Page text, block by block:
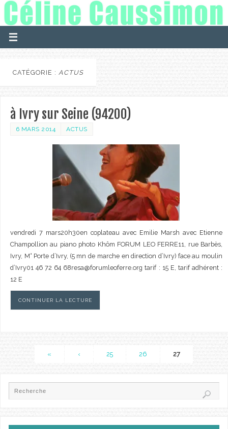
CATÉGORIE : ACTUS
à Ivry sur Seine (94200)
6 MARS 2014 ACTUS
vendredi 7 mars20h30en coplateau avec Emilie Marsh avec Etienne
Champollion au piano photo Khôm FORUM LEO FERRE11, rue Barbès,
Ivry, M° Porte d’Ivry, (5 mn de marche en direction d’Ivry) face au moulin
d’Ivry01 46 72 64 68resa@forumleoferre.org tarif : 15 E, tarif adhérent :
12 E
CONTINUER LA LECTURE
« ‹ 25 26 27